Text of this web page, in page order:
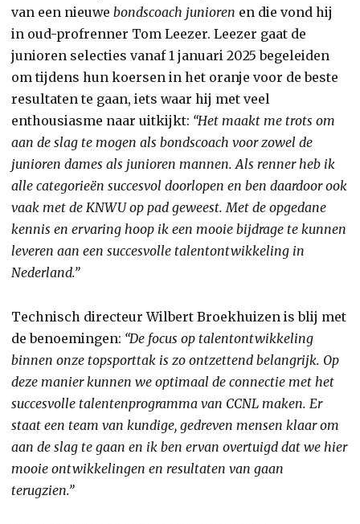
van een nieuwebondscoach junioren en die vond hij
in oud-profrenner Tom Leezer. Leezer gaat de
junioren selecties vanaf 1 januari 2025 begeleiden
om tijdens hun koersen in het oranje voor de beste
resultaten te gaan, iets waar hij met veel
enthousiasme naar uitkijkt: “Het maakt me trots om
aan de slag te mogen als bondscoach voor zowel de
junioren dames als junioren mannen. Als renner heb ik
alle categorieën succesvol doorlopen en ben daardoor ook
vaak met de KNWU op pad geweest. Met de opgedane
kennis en ervaring hoop ik een mooie bijdrage te kunnen
leveren aan een succesvolle talentontwikkeling in
Nederland.”
Technisch directeur Wilbert Broekhuizen is blij met
de benoemingen: “De focus op talentontwikkeling
binnen onze topsporttak is zo ontzettend belangrijk. Op
deze manier kunnen we optimaal de connectie met het
succesvolle talentenprogramma van CCNL maken. Er
staat een team van kundige, gedreven mensen klaar om
aan de slag te gaan en ik ben ervan overtuigd dat we hier
mooie ontwikkelingen en resultaten van gaan
terugzien.”